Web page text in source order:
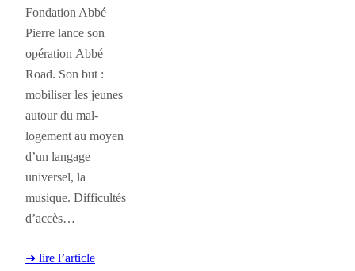
Fondation Abbé
Pierre lance son
opération Abbé
Road. Son but :
mobiliser les jeunes
autour du mal-
logement au moyen
d’un langage
universel, la
musique. Difficultés
d’accès…
➜ lire l’article